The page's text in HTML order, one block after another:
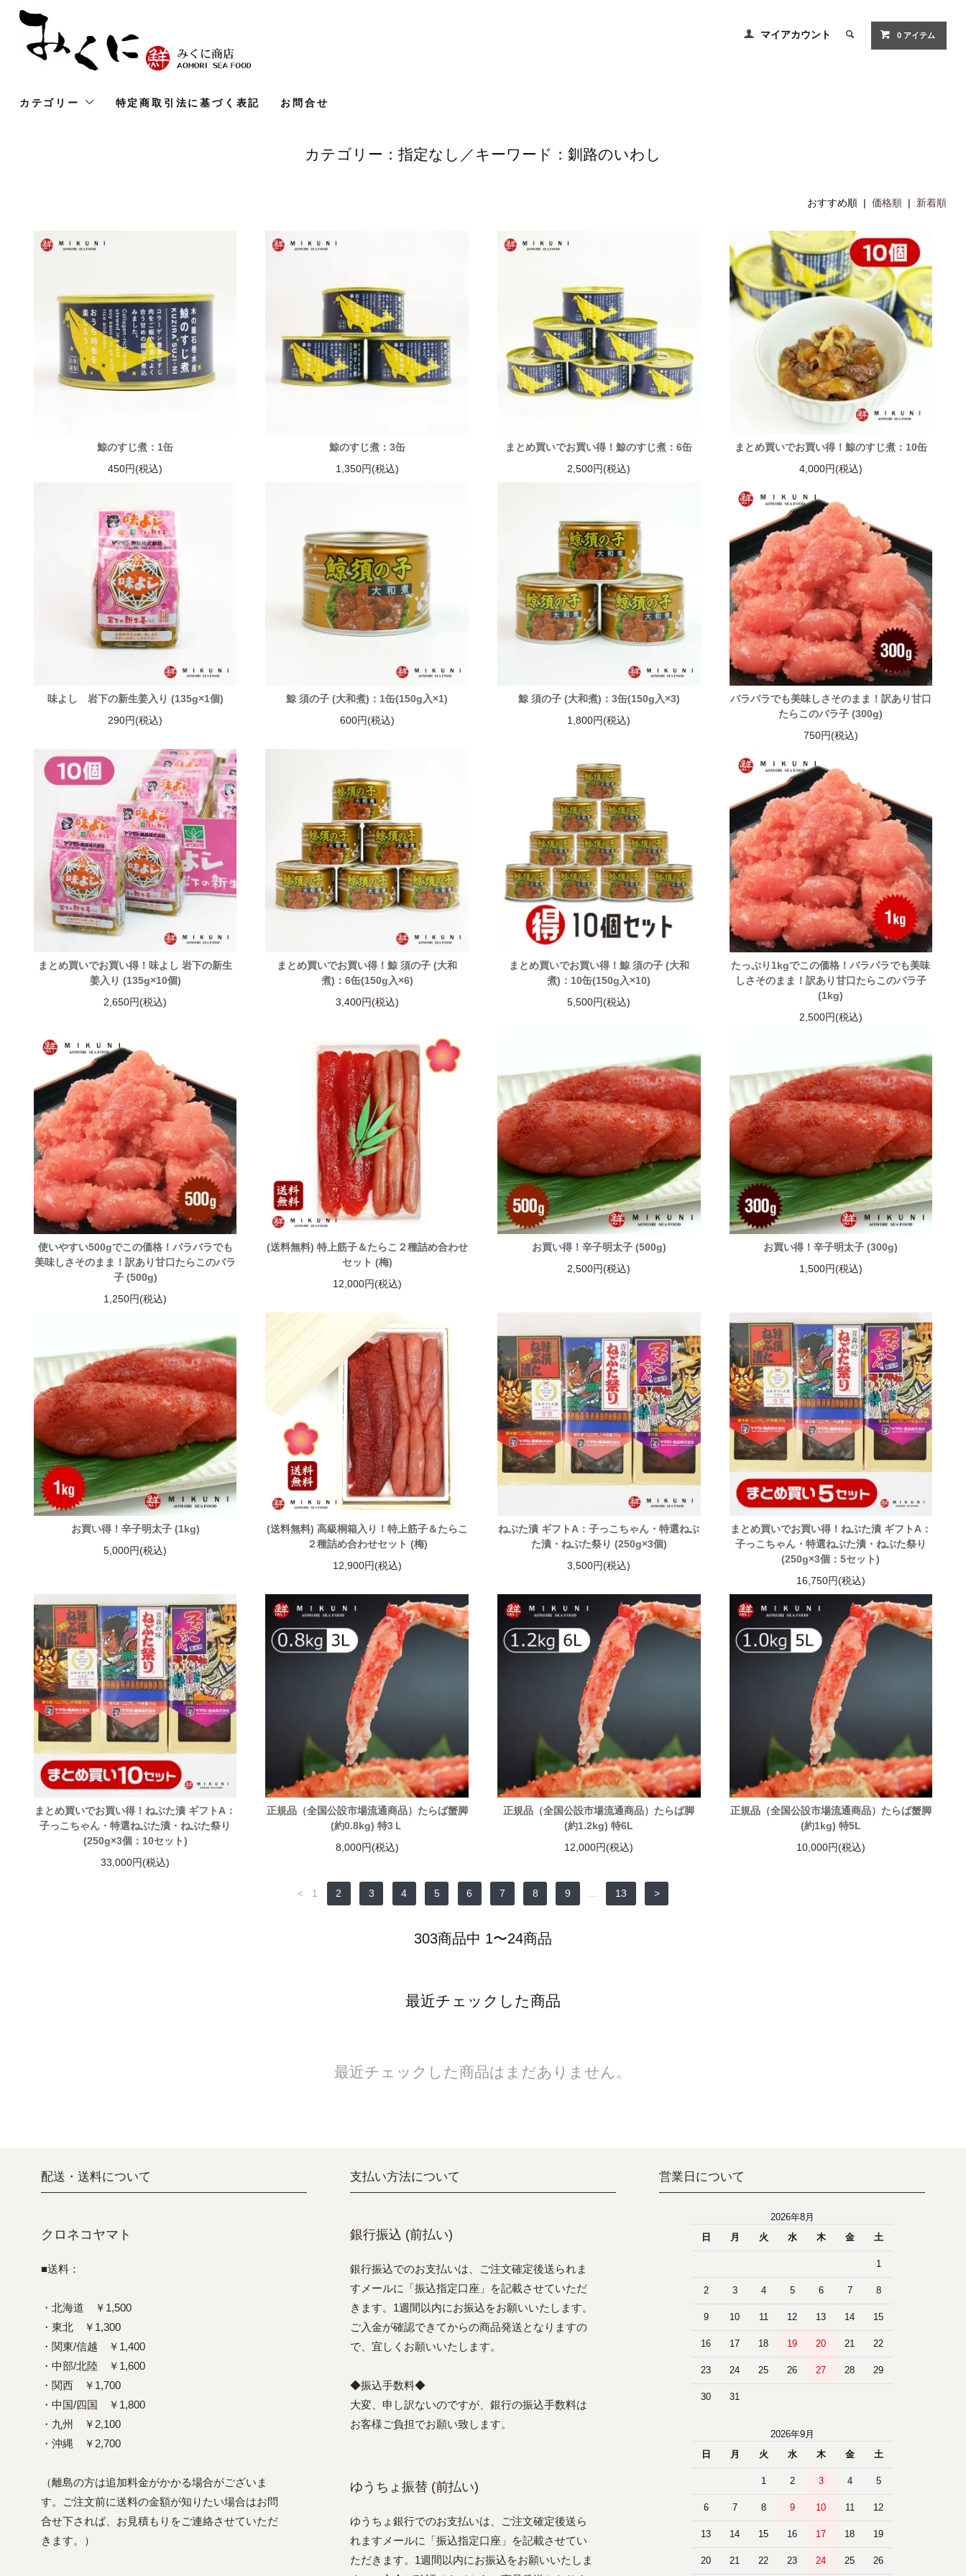
マイアカウント 0 アイテム
カテゴリー 特定商取引法に基づく表記 お問合せ
カテゴリー：指定なし／キーワード：釧路のいわし
おすすめ順 |価格順 | 新着順
鯨のすじ煮：1缶
450円(税込)
鯨のすじ煮：3缶
1,350円(税込)
まとめ買いでお買い得！鯨のすじ煮：6缶
2,500円(税込)
まとめ買いでお買い得！鯨のすじ煮：10缶
4,000円(税込)
味よし 岩下の新生姜入り (135g×1個)
290円(税込)
鯨 須の子 (大和煮)：1缶(150g入×1)
600円(税込)
鯨 須の子 (大和煮)：3缶(150g入×3)
1,800円(税込)
バラバラでも美味しさそのまま！訳あり甘口
たらこのバラ子 (300g)
750円(税込)
まとめ買いでお買い得！味よし 岩下の新生
姜入り (135g×10個)
2,650円(税込)
まとめ買いでお買い得！鯨 須の子 (大和
煮)：6缶(150g入×6)
3,400円(税込)
まとめ買いでお買い得！鯨 須の子 (大和
煮)：10缶(150g入×10)
5,500円(税込)
たっぷり1kgでこの価格！バラバラでも美味
しさそのまま！訳あり甘口たらこのバラ子
(1kg)
2,500円(税込)
使いやすい500gでこの価格！バラバラでも
美味しさそのまま！訳あり甘口たらこのバラ
子 (500g)
1,250円(税込)
(送料無料) 特上筋子＆たらこ２種詰め合わせ
セット (梅)
12,000円(税込)
お買い得！辛子明太子 (500g)
2,500円(税込)
お買い得！辛子明太子 (300g)
1,500円(税込)
お買い得！辛子明太子 (1kg)
5,000円(税込)
(送料無料) 高級桐箱入り！特上筋子＆たらこ
２種詰め合わせセット (梅)
12,900円(税込)
ねぶた漬 ギフトA：子っこちゃん・特選ねぶ
た漬・ねぶた祭り (250g×3個)
3,500円(税込)
まとめ買いでお買い得！ねぶた漬 ギフトA：
子っこちゃん・特選ねぶた漬・ねぶた祭り
(250g×3個：5セット)
16,750円(税込)
まとめ買いでお買い得！ねぶた漬 ギフトA：
子っこちゃん・特選ねぶた漬・ねぶた祭り
(250g×3個：10セット)
33,000円(税込)
正規品（全国公設市場流通商品）たらば蟹脚
(約0.8kg) 特3Ｌ
8,000円(税込)
正規品（全国公設市場流通商品）たらば脚
(約1.2kg) 特6L
12,000円(税込)
正規品（全国公設市場流通商品）たらば蟹脚
(約1kg) 特5L
10,000円(税込)
< 1 2 3 4 5 6 7 8 9 ... 13 >
303商品中 1〜24商品
最近チェックした商品
最近チェックした商品はまだありません。
配送・送料について
クロネコヤマト
■送料：
・北海道 ￥1,500
・東北 ￥1,300
・関東/信越 ￥1,400
・中部/北陸 ￥1,600
・関西 ￥1,700
・中国/四国 ￥1,800
・九州 ￥2,100
・沖縄 ￥2,700
（離島の方は追加料金がかかる場合がございま
す。ご注文前に送料の金額が知りたい場合はお問
合せ下されば、お見積もりをご連絡させていただ
きます。）
支払い方法について
銀行振込 (前払い)
銀行振込でのお支払いは、ご注文確定後送られま
すメールに「振込指定口座」を記載させていただ
きます。1週間以内にお振込をお願いいたします。
ご入金が確認できてからの商品発送となりますの
で、宜しくお願いいたします。
◆振込手数料◆
大変、申し訳ないのですが、銀行の振込手数料は
お客様ご負担でお願い致します。
ゆうちょ振替 (前払い)
ゆうちょ銀行でのお支払いは、ご注文確定後送ら
れますメールに「振込指定口座」を記載させてい
ただきます。1週間以内にお振込をお願いいたしま
営業日について
2026年8月
日
月 火 水 木 金 土
1
2 3 4 5 6 7 8
9 10 11 12 13 14 15
16 17 18 19 20 21 22
23 24 25 26 27 28 29
30 31
2026年9月
日
月 火 水 木 金 土
1 2 3 4 5
6 7 8 9 10 11 12
13 14 15 16 17 18 19
20 21 22 23 24 25 26